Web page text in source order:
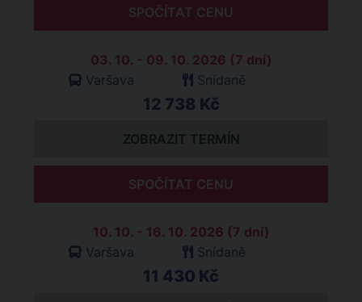
SPOČÍTAT CENU
03. 10. - 09. 10. 2026 (7 dní)
Varšava
Snídaně
12 738 Kč
ZOBRAZIT TERMÍN
SPOČÍTAT CENU
10. 10. - 16. 10. 2026 (7 dní)
Varšava
Snídaně
11 430 Kč